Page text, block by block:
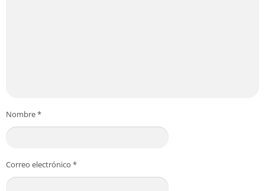
Nombre*
Correo electrónico *